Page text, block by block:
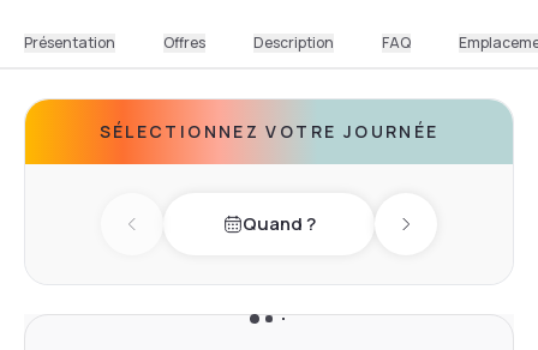
Présentation Offres Description FAQ
SÉLECTIONNEZ VOTRE JOURNÉE
Previous dayQuand ? Next day